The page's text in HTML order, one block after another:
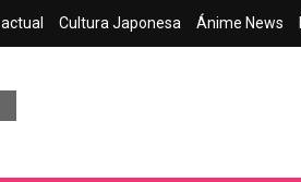
Cultura Japonesa Ánime News